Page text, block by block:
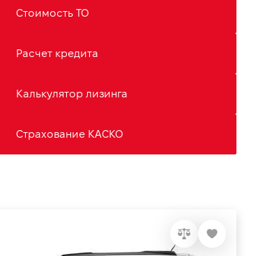
Стоимость ТО
Расчет кредита
Калькулятор лизинга
Страхование КАСКО